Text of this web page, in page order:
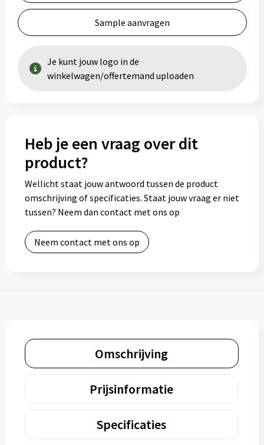
Sample aanvragen
Je kunt jouw logo in de
winkelwagen/offertemand uploaden
Heb je een vraag over dit
product?
Wellicht staat jouw antwoord tussen de product
omschrijving of specificaties. Staat jouw vraag er niet
tussen? Neem dan contact met ons op
Neem contact met ons op
Omschrijving
Prijsinformatie
Specificaties